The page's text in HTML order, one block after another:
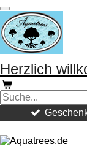
Zum
Hauptinhalt
springen
Herzlich